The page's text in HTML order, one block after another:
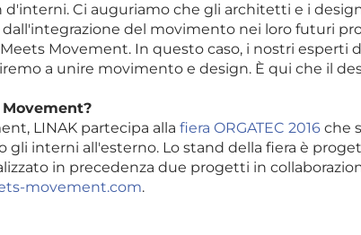
Ci auguriamo che gli architetti e i
del movimento nei loro futuri
Movement. In questo caso, i nostri
a unire movimento e design. È qui che il
LINAK partecipa alla fiera ORGATEC 2016che
gli interni all'esterno. Lo stand della fiera è
in precedenza due progetti in
movement.com.